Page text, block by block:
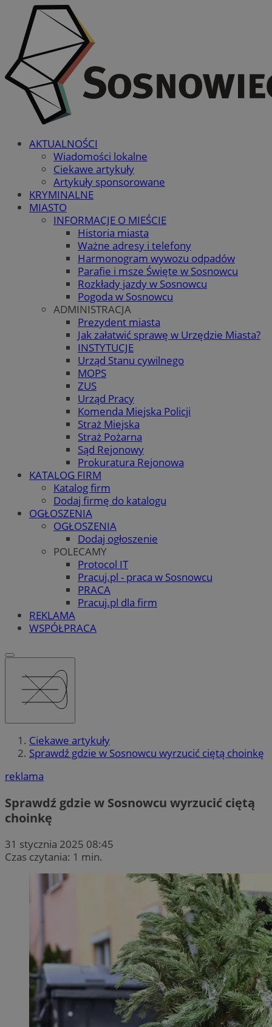
AKTUALNOŚCI
Wiadomości lokalne
Ciekawe artykuły
Artykuły sponsorowane
KRYMINALNE
MIASTO
INFORMACJE O MIEŚCIE
Historia miasta
Ważne adresy i telefony
Harmonogram wywozu odpadów
Parafie i msze Święte w Sosnowcu
Rozkłady jazdy w Sosnowcu
Pogoda w Sosnowcu
ADMINISTRACJA
Prezydent miasta
Jak załatwić sprawę w Urzędzie Miasta?
INSTYTUCJE
Urząd Stanu cywilnego
MOPS
ZUS
Urząd Pracy
Komenda Miejska Policji
Straż Miejska
Straż Pożarna
Sąd Rejonowy
Prokuratura Rejonowa
KATALOG FIRM
Katalog firm
Dodaj firmę do katalogu
OGŁOSZENIA
OGŁOSZENIA
Dodaj ogłoszenie
POLECAMY
Protocol IT
Pracuj.pl - praca w Sosnowcu
PRACA
Pracuj.pl dla firm
REKLAMA
WSPÓŁPRACA
Ciekawe artykuły
Sprawdź gdzie w Sosnowcu wyrzucić ciętą choinkę
reklama
Sprawdź gdzie w Sosnowcu wyrzucić ciętą
choinkę
31 stycznia 2025 08:45
Czas czytania: 1 min.